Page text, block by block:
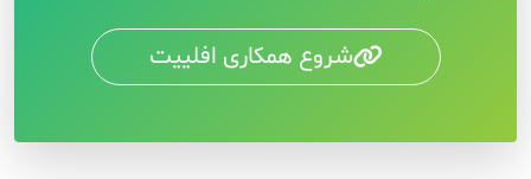
شروع همکاری افلییت